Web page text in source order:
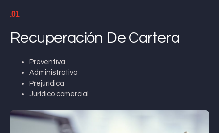
.01
Recuperación De Cartera
Preventiva
Administrativa
Prejurídica
Jurídico comercial